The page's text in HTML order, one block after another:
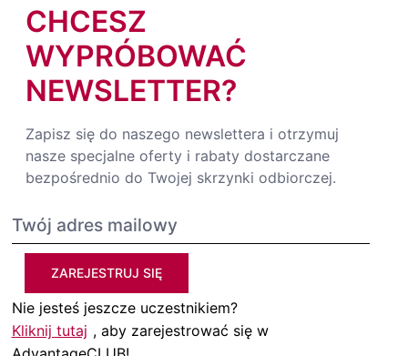
CHCESZ
WYPRÓBOWAĆ
NEWSLETTER?
Zapisz się do naszego newslettera i otrzymuj
nasze specjalne oferty i rabaty dostarczane
bezpośrednio do Twojej skrzynki odbiorczej.
ZAREJESTRUJ SIĘ
Nie jesteś jeszcze uczestnikiem?
Kliknij tutaj , aby zarejestrować się w